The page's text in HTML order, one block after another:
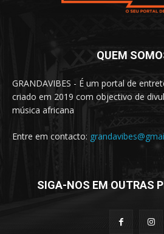
QUEM
GRANDAVIBES - É um portal de
criado em 2019 com objectivo de
música africana
Entre em contacto:
SIGA-NOS EM OUTRAS